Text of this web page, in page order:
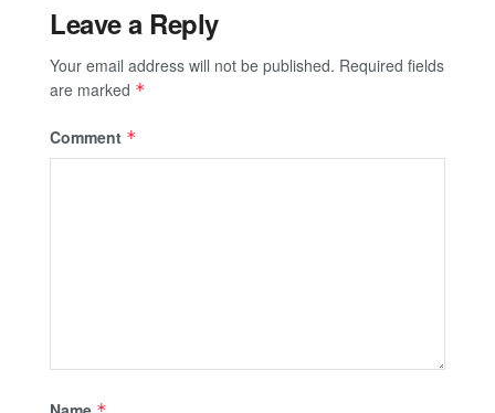
Leave a Reply
Your email address will not be published. Required fields
are marked *
Comment *